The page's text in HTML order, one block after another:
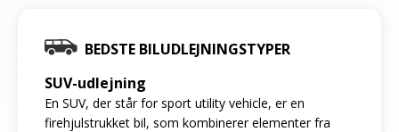
BEDSTE BILUDLEJNINGSTYPER
SUV-udlejning
En SUV, der står for sport utility vehicle, er en
firehjulstrukket bil, som kombinerer elementer fra